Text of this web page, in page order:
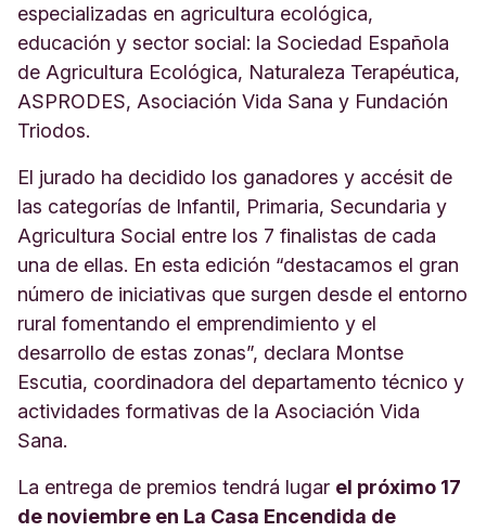
especializadas en agricultura ecológica,
educación y sector social: la Sociedad Española
de Agricultura Ecológica, Naturaleza Terapéutica,
ASPRODES, Asociación Vida Sana y Fundación
Triodos.
El jurado ha decidido los ganadores y accésit de
las categorías de Infantil, Primaria, Secundaria y
Agricultura Social entre los 7 finalistas de cada
una de ellas. En esta edición “destacamos el gran
número de iniciativas que surgen desde el entorno
rural fomentando el emprendimiento y el
desarrollo de estas zonas”, declara Montse
Escutia, coordinadora del departamento técnico y
actividades formativas de la Asociación Vida
Sana.
La entrega de premios tendrá lugar el próximo 17
de noviembre en La Casa Encendida de